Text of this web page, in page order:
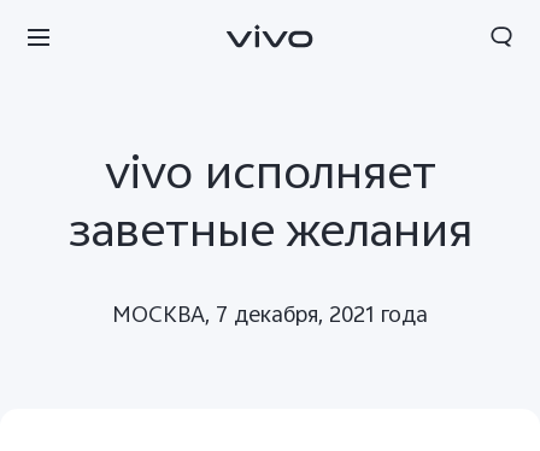
vivo исполняет
заветные желания
МОСКВА, 7 декабря, 2021 года